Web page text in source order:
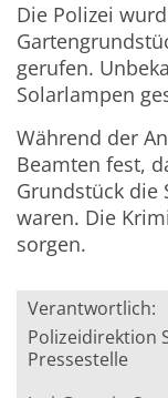
Die Polizei
gerufen.
Solarlampen
Während der
Beamten fest,
Grundstück die
waren. Die
sorgen.
Verantwortlich:
Polizeidirektion
Pressestelle